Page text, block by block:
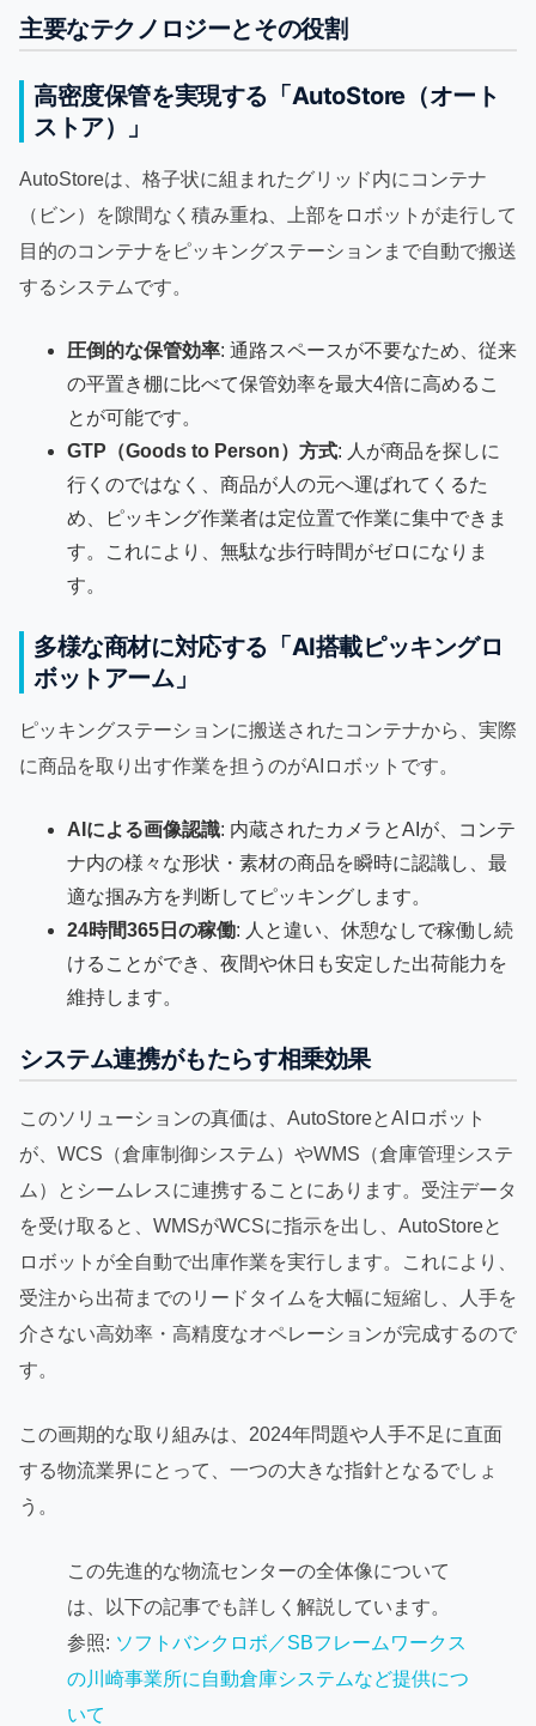
主要なテクノロジーとその役割
高密度保管を実現する「AutoStore（オート
ストア）」
AutoStoreは、格子状に組まれたグリッド内にコンテナ
（ビン）を隙間なく積み重ね、上部をロボットが走行して
目的のコンテナをピッキングステーションまで自動で搬送
するシステムです。
圧倒的な保管効率: 通路スペースが不要なため、従来
の平置き棚に比べて保管効率を最大4倍に高めるこ
とが可能です。
GTP（Goods to Person）方式: 人が商品を探しに
行くのではなく、商品が人の元へ運ばれてくるた
め、ピッキング作業者は定位置で作業に集中できま
す。これにより、無駄な歩行時間がゼロになりま
す。
多様な商材に対応する「AI搭載ピッキングロ
ボットアーム」
ピッキングステーションに搬送されたコンテナから、実際
に商品を取り出す作業を担うのがAIロボットです。
AIによる画像認識: 内蔵されたカメラとAIが、コンテ
ナ内の様々な形状・素材の商品を瞬時に認識し、最
適な掴み方を判断してピッキングします。
24時間365日の稼働: 人と違い、休憩なしで稼働し続
けることができ、夜間や休日も安定した出荷能力を
維持します。
システム連携がもたらす相乗効果
このソリューションの真価は、AutoStoreとAIロボット
が、WCS（倉庫制御システム）やWMS（倉庫管理システ
ム）とシームレスに連携することにあります。受注データ
を受け取ると、WMSがWCSに指示を出し、AutoStoreと
ロボットが全自動で出庫作業を実行します。これにより、
受注から出荷までのリードタイムを大幅に短縮し、人手を
介さない高効率・高精度なオペレーションが完成するので
す。
この画期的な取り組みは、2024年問題や人手不足に直面
する物流業界にとって、一つの大きな指針となるでしょ
う。
この先進的な物流センターの全体像について
は、以下の記事でも詳しく解説しています。
参照: ソフトバンクロボ／SBフレームワークス
の川崎事業所に自動倉庫システムなど提供につ
いて